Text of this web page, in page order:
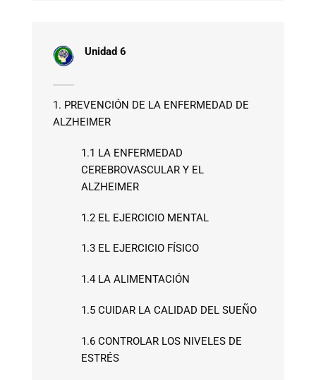
Unidad 6
1. PREVENCIÓN DE LA ENFERMEDAD DE
ALZHEIMER
1.1 LA ENFERMEDAD
CEREBROVASCULAR Y EL
ALZHEIMER
1.2 EL EJERCICIO MENTAL
1.3 EL EJERCICIO FÍSICO
1.4 LA ALIMENTACIÓN
1.5 CUIDAR LA CALIDAD DEL SUEÑO
1.6 CONTROLAR LOS NIVELES DE
ESTRÉS